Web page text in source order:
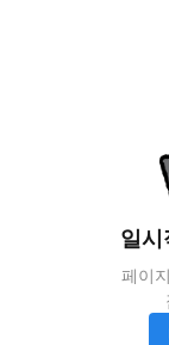
일시
페이